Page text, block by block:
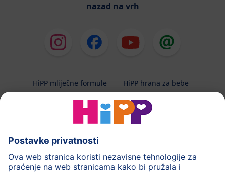
nazad na vrh
HiPP mliječne formule
HiPP hrana za bebe
HiPP njega
HiPP trudnoća
Terapeutska dijeta
Zaštita podataka i upute za korištenj
Uvjeti korištenja
Impressum Kontakt